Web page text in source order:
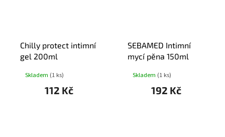
Chilly protect intimní
gel 200ml
Skladem (1 ks)
112 Kč
SEBAMED Intimní
mycí pěna 150ml
Skladem (1 ks)
192 Kč